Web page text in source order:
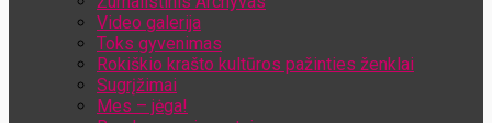
Video galerija
Toks gyvenimas
Rokiškio krašto kultūros pažinties ženklai
Sugrįžimai
Mes – jėga!